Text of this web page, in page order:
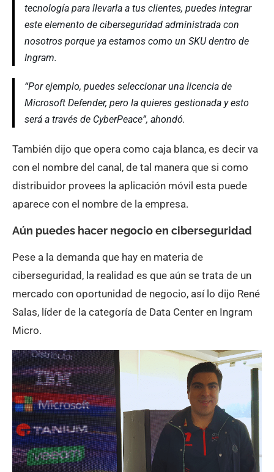
tecnología para llevarla a tus clientes, puedes integrar
este elemento de ciberseguridad administrada con
nosotros porque ya estamos como un SKU dentro de
Ingram.
“Por ejemplo, puedes seleccionar una licencia de
Microsoft Defender, pero la quieres gestionada y esto
será a través de CyberPeace”, ahondó.
También dijo que opera como caja blanca, es decir va
con el nombre del canal, de tal manera que si como
distribuidor provees la aplicación móvil esta puede
aparece con el nombre de la empresa.
Aún puedes hacer negocio en ciberseguridad
Pese a la demanda que hay en materia de
ciberseguridad, la realidad es que aún se trata de un
mercado con oportunidad de negocio, así lo dijo René
Salas, líder de la categoría de Data Center en Ingram
Micro.